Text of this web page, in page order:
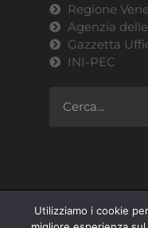
Regione
Agenzia
Gazzetta
INI-PEC
ANACI Regione
Utilizziamo i cookie